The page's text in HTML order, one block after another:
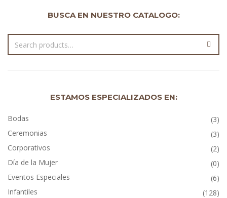
BUSCA EN NUESTRO CATALOGO:
ESTAMOS ESPECIALIZADOS EN:
Bodas
(3)
Ceremonias
(3)
Corporativos
(2)
Día de la Mujer
(0)
Eventos Especiales
(6)
Infantiles
(128)